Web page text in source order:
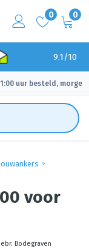
0 0
9.1/10
uur besteld, morgen
voor
Bodegraven